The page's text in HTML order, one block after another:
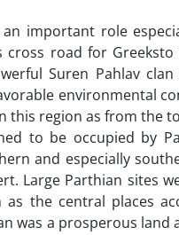
important role
road for
Suren Pahlav
environmental
this region as from the
to be occupied by
and especially
Large Parthian sites
the central places
was a prosperous land